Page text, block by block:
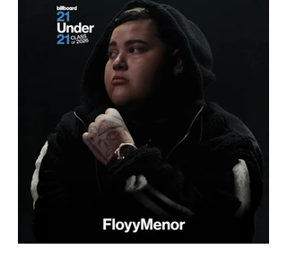
Araucanía para ofrecer un show cargado
de energía, guitarras y canciones que han
marcado su breve pero exitosa trayectoria.